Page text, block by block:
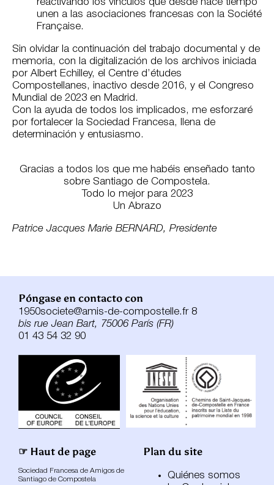
reactivando los vínculos que desde hace tiempo
unen a las asociaciones francesas con la Société
Française.
Sin olvidar la continuación del trabajo documental y de
memoria, con la digitalización de los archivos iniciada
por Albert Echilley, el Centre d’études
Compostellanes, inactivo desde 2016, y el Congreso
Mundial de 2023 en Madrid.
Con la ayuda de todos los implicados, me esforzaré
por fortalecer la Sociedad Francesa, llena de
determinación y entusiasmo.
Gracias a todos los que me habéis enseñado tanto
sobre Santiago de Compostela.
Todo lo mejor para 2023
Un Abrazo
Patrice Jacques Marie BERNARD, Presidente
☞ Haut de page
Sociedad Francesa de Amigos de
Santiago de Compostela
Póngase en contacto con
1950societe@amis-de-compostelle.fr 8
bis rue Jean Bart, 75006 París (FR)
01 43 54 32 90
Plan du site
Quiénes somos